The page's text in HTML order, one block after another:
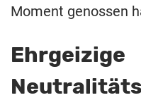
Moment genossen
Ehrgeizige